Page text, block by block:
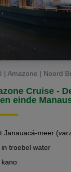
| Amazone | Noord
Cruise -
einde
Janauacá-meer
troebel water